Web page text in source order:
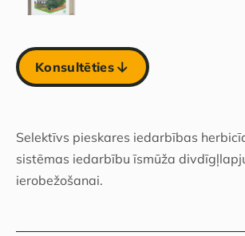
Konsultēties
Selektīvs pieskares iedarbības
sistēmas iedarbību īsmūža
ierobežošanai.